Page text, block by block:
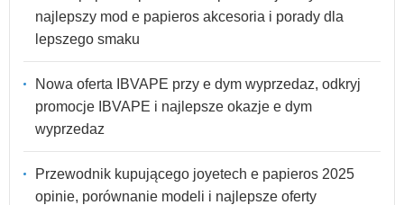
najlepszy mod e papieros akcesoria i porady dla
lepszego smaku
Nowa oferta IBVAPE przy e dym wyprzedaz, odkryj
promocje IBVAPE i najlepsze okazje e dym
wyprzedaz
Przewodnik kupującego joyetech e papieros 2025
opinie, porównanie modeli i najlepsze oferty